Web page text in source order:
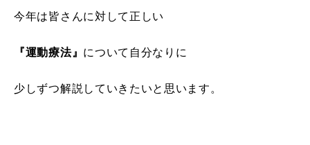
今年は皆さんに対して正しい
『運動療法』 について自分なりに
少しずつ解説していきたいと思います。